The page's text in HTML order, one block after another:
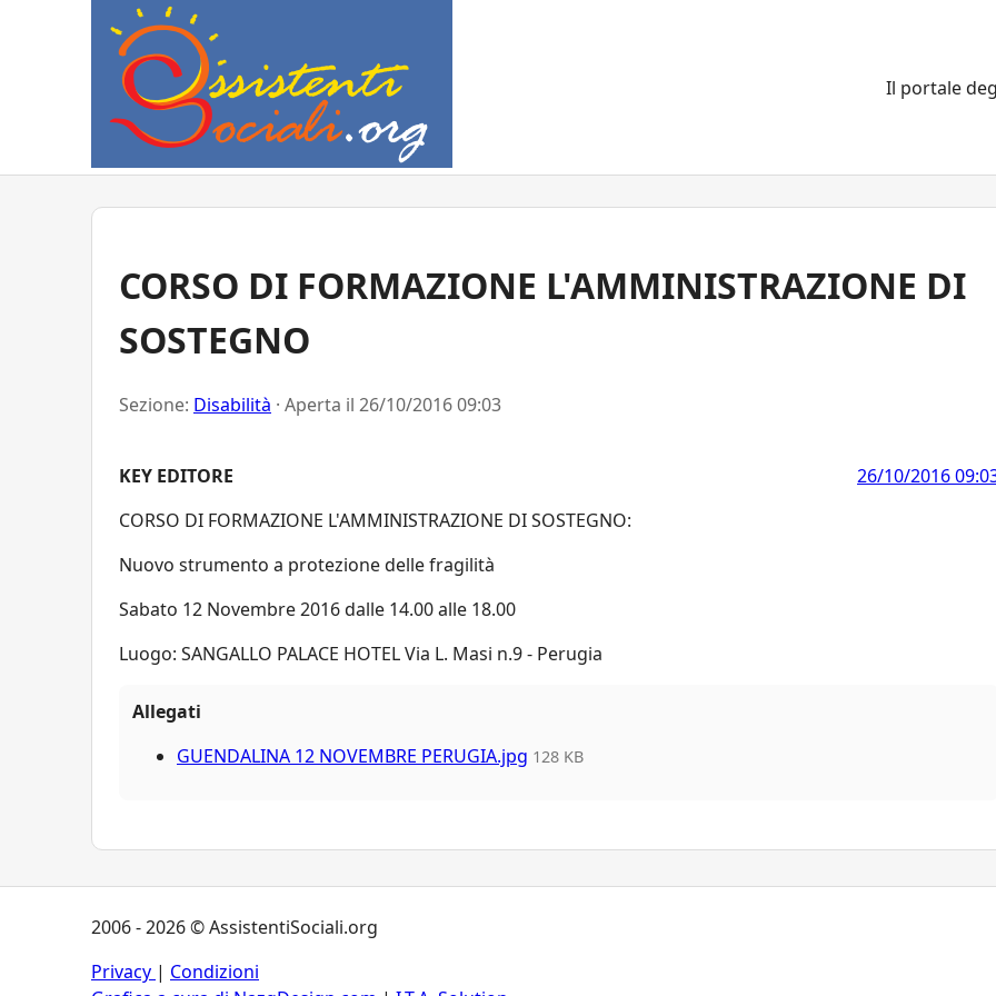
Il portale
CORSO DI FORMAZIONE L'AMMINISTRAZIONE DI
SOSTEGNO
Sezione: Disabilità · Aperta il 26/10/2016 09:03
KEY EDITORE
26/10/2016
CORSO DI FORMAZIONE L'AMMINISTRAZIONE DI SOSTEGNO:
Nuovo strumento a protezione delle fragilità
Sabato 12 Novembre 2016 dalle 14.00 alle 18.00
Luogo: SANGALLO PALACE HOTEL Via L. Masi n.9 - Perugia
Allegati
GUENDALINA 12 NOVEMBRE PERUGIA.jpg 128 KB
2006 - 2026 © AssistentiSociali.org
Privacy | Condizioni